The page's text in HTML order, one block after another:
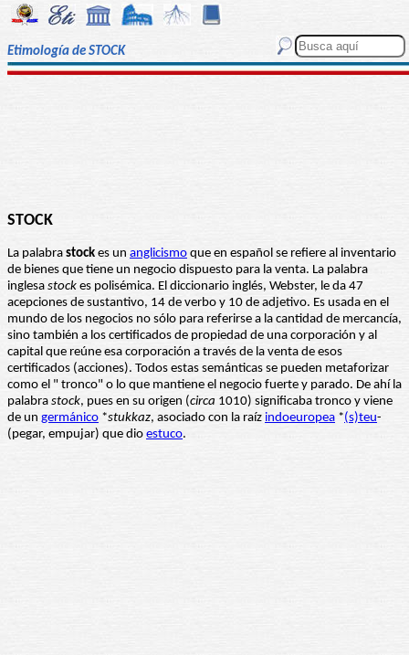
Etimología de STOCK
STOCK
La palabra stock es un anglicismo que en español se refiere al inventario
de bienes que tiene un negocio dispuesto para la venta. La palabra
inglesa stock es polisémica. El diccionario inglés, Webster, le da 47
acepciones de sustantivo, 14 de verbo y 10 de adjetivo. Es usada en el
mundo de los negocios no sólo para referirse a la cantidad de mercancía,
sino también a los certificados de propiedad de una corporación y al
capital que reúne esa corporación a través de la venta de esos
certificados (acciones). Todos estas semánticas se pueden metaforizar
como el " tronco" o lo que mantiene el negocio fuerte y parado. De ahí la
palabra stock, pues en su origen (circa 1010) significaba tronco y viene
de un germánico *stukkaz, asociado con la raíz indoeuropea *(s)teu-
(pegar, empujar) que dio estuco.